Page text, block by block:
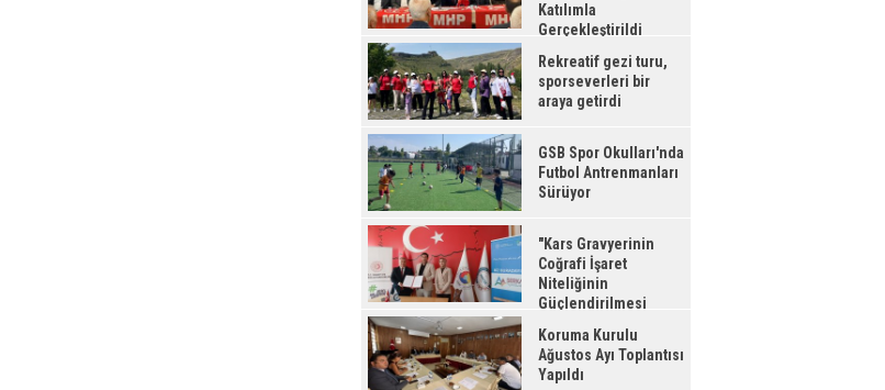
Katılımla
Gerçekleştirildi
Rekreatif gezi turu,
sporseverleri bir
araya getirdi
GSB Spor Okulları'nda
Futbol Antrenmanları
Sürüyor
"Kars Gravyerinin
Coğrafi İşaret
Niteliğinin
Güçlendirilmesi
Projesi"
Koruma Kurulu
Ağustos Ayı Toplantısı
Yapıldı